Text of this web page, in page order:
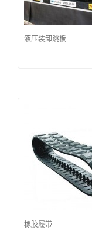
液压装卸跳板
橡胶履带